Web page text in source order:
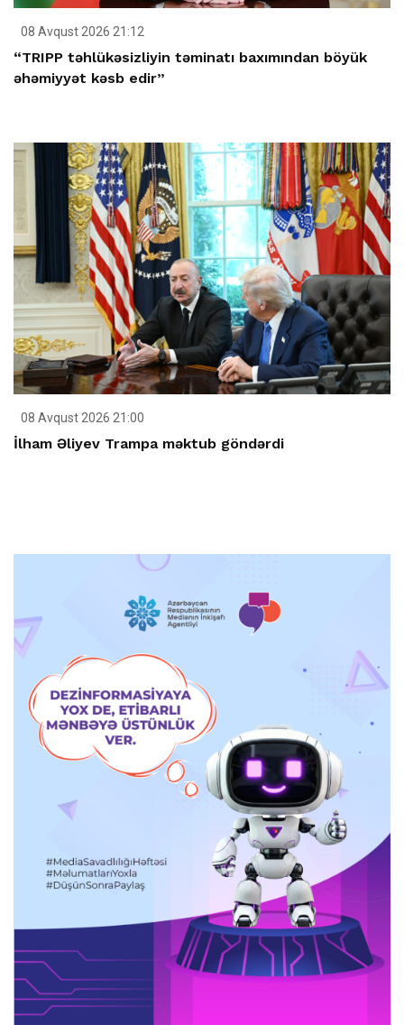
08 Avqust 2026 21:12
“TRIPP təhlükəsizliyin təminatı baxımından böyük
əhəmiyyət kəsb edir”
08 Avqust 2026 21:00
İlham Əliyev Trampa məktub göndərdi